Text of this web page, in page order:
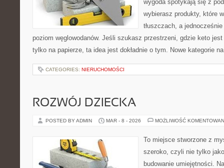
wygoda spotykają się z
wybierasz produkty, które
tłuszczach, a
poziom węglowodanów. Jeśli szukasz przestrzeni, gdzie keto
tylko na papierze, ta idea jest dokładnie o tym. Nowe kategorie
CATEGORIES: NIERUCHOMOŚCI
ROZWÓJ DZIECKA
POSTED BY ADMIN MAR - 8 - 2026 MOŻLIWOŚĆ
To miejsce stworzone z
szeroko, czyli nie tylko
budowanie umiejętności.